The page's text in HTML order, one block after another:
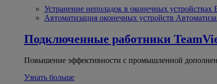
Устранение неполадок в оконечных устройствах
Автоматизация оконечных устройств
Подключенные работники
Повышение эффективности с промышленной
Узнать больше